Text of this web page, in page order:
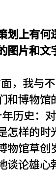
划上有何
图片和文
，我与
和博物馆
历史：
怎样的时
物馆草创
谈论雄心